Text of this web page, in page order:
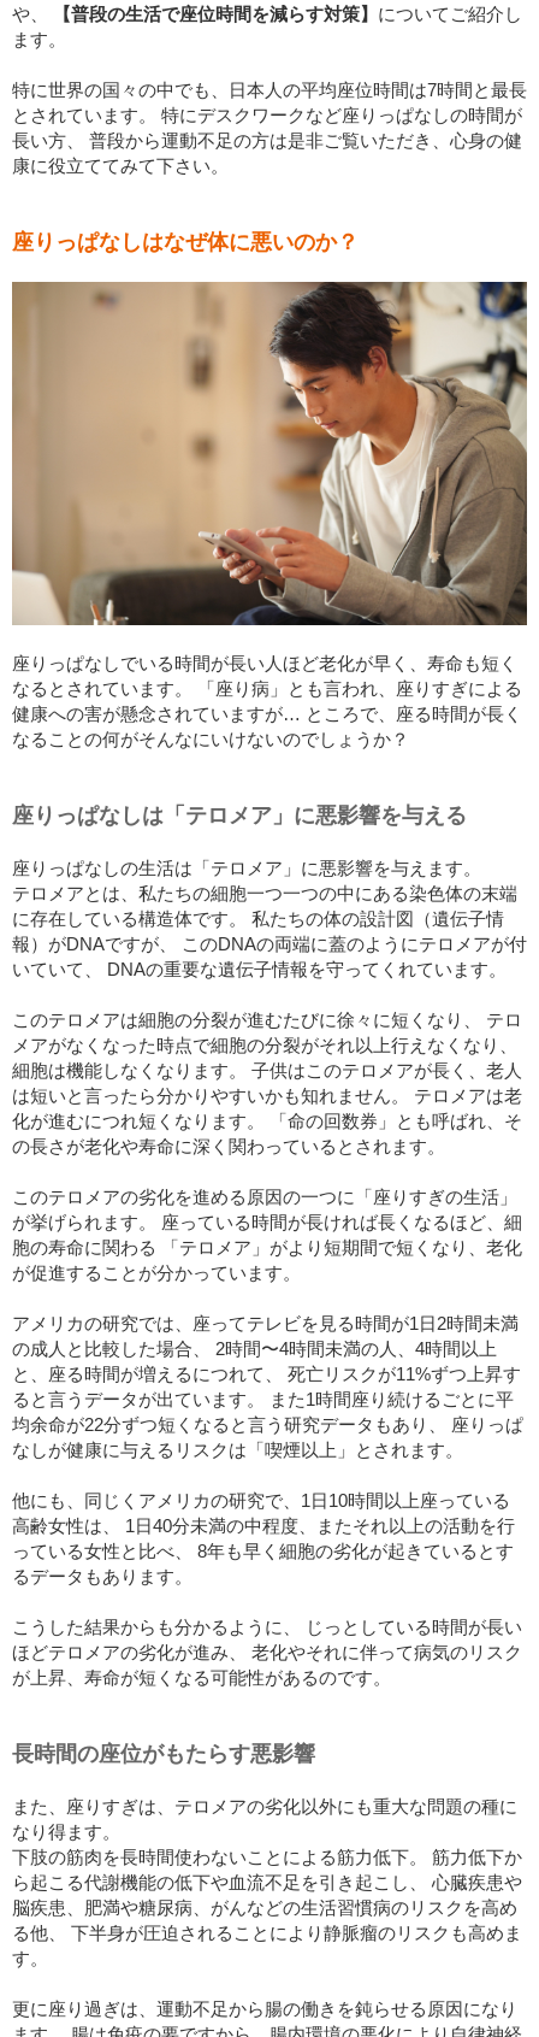
や、
【普段の生活で座位時間を減らす対策】 についてご紹介し
ます。
特に世界の国々の中でも、日本人の平均座位時間は7時間と最長
とされています。 特にデスクワークなど座りっぱなしの時間が
長い方、 普段から運動不足の方は是非ご覧いただき、心身の健
康に役立ててみて下さい。
座りっぱなしはなぜ体に悪いのか？
座りっぱなしでいる時間が長い人ほど老化が早く、寿命も短く
なるとされています。 「座り病」とも言われ、座りすぎによる
健康への害が懸念されていますが… ところで、座る時間が長く
なることの何がそんなにいけないのでしょうか？
座りっぱなしは「テロメア」に悪影響を与える
座りっぱなしの生活は「テロメア」に悪影響を与えます。
テロメアとは、私たちの細胞一つ一つの中にある染色体の末端
に存在している構造体です。 私たちの体の設計図（遺伝子情
報）がDNAですが、 このDNAの両端に蓋のようにテロメアが付
いていて、 DNAの重要な遺伝子情報を守ってくれています。
このテロメアは細胞の分裂が進むたびに徐々に短くなり、 テロ
メアがなくなった時点で細胞の分裂がそれ以上行えなくなり、
細胞は機能しなくなります。 子供はこのテロメアが長く、老人
は短いと言ったら分かりやすいかも知れません。 テロメアは老
化が進むにつれ短くなります。 「命の回数券」とも呼ばれ、そ
の長さが老化や寿命に深く関わっているとされます。
このテロメアの劣化を進める原因の一つに「座りすぎの生活」
が挙げられます。 座っている時間が長ければ長くなるほど、細
胞の寿命に関わる 「テロメア」がより短期間で短くなり、老化
が促進することが分かっています。
アメリカの研究では、座ってテレビを見る時間が1日2時間未満
の成人と比較した場合、 2時間〜4時間未満の人、4時間以上
と、座る時間が増えるにつれて、 死亡リスクが11%ずつ上昇す
ると言うデータが出ています。 また1時間座り続けるごとに平
均余命が22分ずつ短くなると言う研究データもあり、 座りっぱ
なしが健康に与えるリスクは「喫煙以上」とされます。
他にも、同じくアメリカの研究で、1日10時間以上座っている
高齢女性は、 1日40分未満の中程度、またそれ以上の活動を行
っている女性と比べ、 8年も早く細胞の劣化が起きているとす
るデータもあります。
こうした結果からも分かるように、 じっとしている時間が長い
ほどテロメアの劣化が進み、 老化やそれに伴って病気のリスク
が上昇、寿命が短くなる可能性があるのです。
長時間の座位がもたらす悪影響
また、座りすぎは、テロメアの劣化以外にも重大な問題の種に
なり得ます。
下肢の筋肉を長時間使わないことによる筋力低下。 筋力低下か
ら起こる代謝機能の低下や血流不足を引き起こし、 心臓疾患や
脳疾患、肥満や糖尿病、がんなどの生活習慣病のリスクを高め
る他、 下半身が圧迫されることにより静脈瘤のリスクも高めま
す。
更に座り過ぎは、運動不足から腸の働きを鈍らせる原因になり